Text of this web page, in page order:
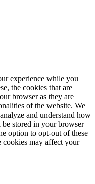
experience while you
the cookies that are
browser as they are
of the website. We
and understand how
stored in your browser
option to opt-out of these
cookies may affect your